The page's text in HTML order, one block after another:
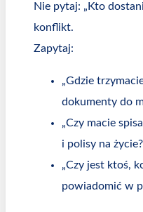
Nie pytaj: „Kto
konflikt.
Zapytaj:
„Gdzie
dokumenty do
„Czy macie
i polisy na
„Czy jest ktoś,
powiadomić w